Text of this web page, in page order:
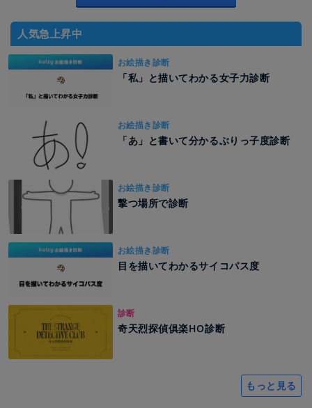
人気急上昇中
お絵描き診断
「私」と描いてわかる女子力診断
お絵描き診断
「あ」と書いて分かるぶりっ子度診断
お絵描き診断
撃つ場所で診断
お絵描き診断
目を描いてわかるサイコパス度
診断
奇天烈探偵俱楽HO診断
もっと見る